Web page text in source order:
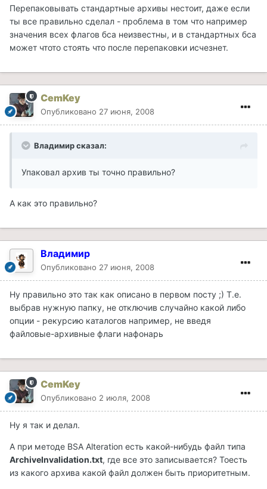
Перепаковывать стандартные архивы нестоит, даже если
ты все правильно сделал - проблема в том что например
значения всех флагов бса неизвестны, и в стандартных бса
может чтото стоять что после перепаковки исчезнет.
CemKey
Опубликовано 27 июня, 2008
Владимир сказал:
Упаковал архив ты точно правильно?
А как это правильно?
Владимир
Опубликовано 27 июня, 2008
Ну правильно это так как описано в первом посту ;) Т.е.
выбрав нужную папку, не отключив случайно какой либо
опции - рекурсию каталогов например, не введя
файловые-архивные флаги нафонарь
CemKey
Опубликовано 2 июля, 2008
Ну я так и делал.
А при методе BSA Alteration есть какой-нибудь файл типа
ArchiveInvalidation.txt, где все это записывается? Тоесть
из какого архива какой файл должен быть приоритетным.